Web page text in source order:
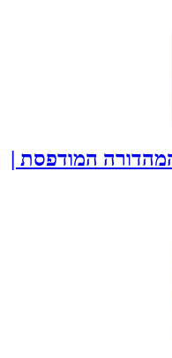
המודפסת |